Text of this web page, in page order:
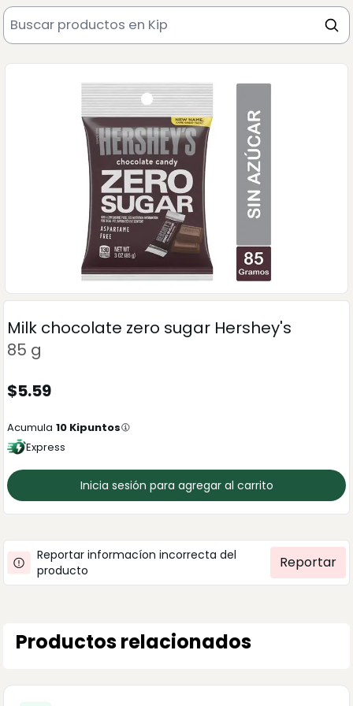
Milk chocolate zero sugar Hershey's
85 g
$5.59
Acumula 10 Kipuntos
Express
Inicia sesión para agregar al carrito
Reportar informacíon incorrecta del
producto
Reportar
Productos relacionados